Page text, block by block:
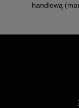
handlową